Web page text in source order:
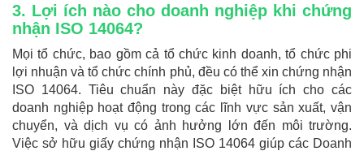
3. Lợi ích nào cho doanh nghiệp khi chứng
nhận ISO 14064?
Mọi tổ chức, bao gồm cả tổ chức kinh doanh, tổ chức phi
lợi nhuận và tổ chức chính phủ, đều có thể xin chứng nhận
ISO 14064. Tiêu chuẩn này đặc biệt hữu ích cho các
doanh nghiệp hoạt động trong các lĩnh vực sản xuất, vận
chuyển, và dịch vụ có ảnh hưởng lớn đến môi trường.
Việc sở hữu giấy chứng nhận ISO 14064 giúp các Doanh